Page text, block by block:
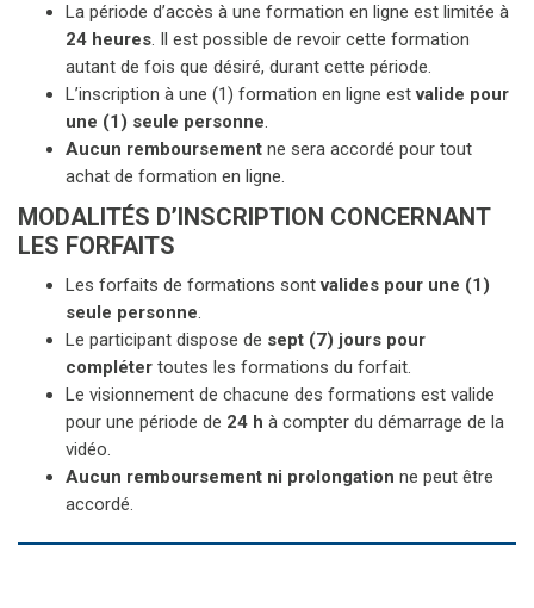
La période d’accès à une formation en ligne est limitée à
24 heures. Il est possible de revoir cette formation
autant de fois que désiré, durant cette période.
L’inscription à une (1) formation en ligne estvalide pour
une (1) seule personne.
Aucun remboursement ne sera accordé pour tout
achat de formation en ligne.
MODALITÉS D’INSCRIPTION CONCERNANT
LES FORFAITS
Les forfaits de formations sontvalides pour une (1)
seule personne.
Le participant dispose de sept (7) jours pour
compléter toutes les formations du forfait.
Le visionnement de chacune des formations est valide
pour une période de 24 h à compter du démarrage de la
vidéo.
Aucun remboursement ni prolongation ne peut être
accordé.